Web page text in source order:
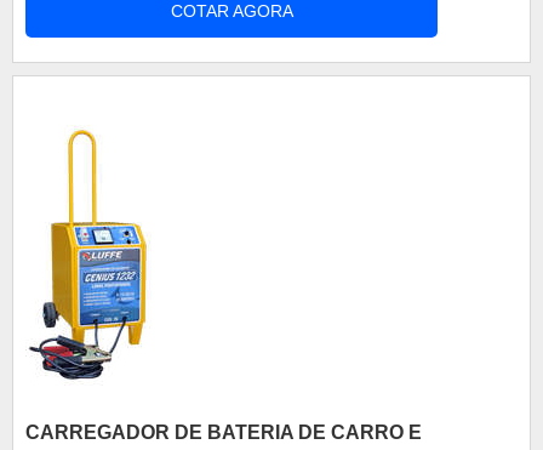
várias potências e para diversas aplicações,
auxiliando na economia, pois não será necessário
COTAR AGORA
CARREGADOR DE BATERIA DE CARRO E